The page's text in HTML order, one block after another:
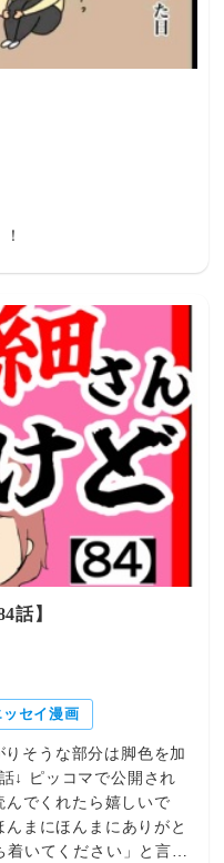
話】
ッセイ漫画
そうな部分は脚色を加
でくれたら嬉しいで
まにほんまにありがと